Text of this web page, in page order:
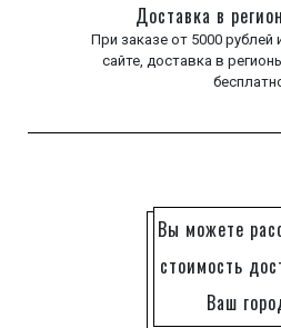
Доставка в
При заказе от 5000 рублей
сайте, доставка в
Вы можете
стоимость
Ваш